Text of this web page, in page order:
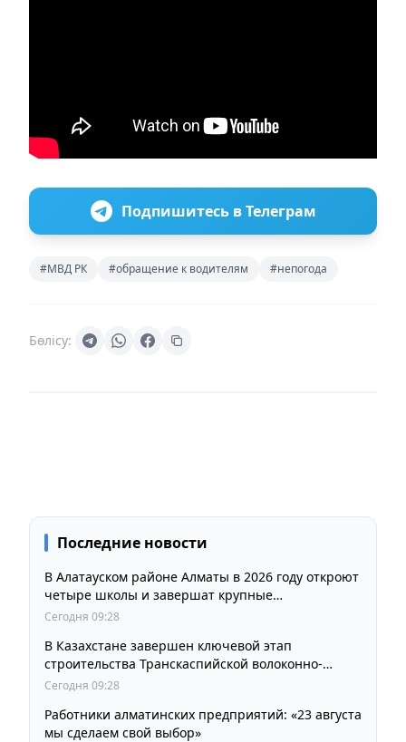
Подпишитесь в Телеграм
#МВД РК #обращение к водителям #непогода
Бөлісу:
Последние новости
В Алатауском районе Алматы в 2026 году откроют
четыре школы и завершат крупные
инфраструктурные проекты
Сегодня 09:28
В Казахстане завершен ключевой этап
строительства Транскаспийской волоконно-
оптической линии связи
Сегодня 09:28
Работники алматинских предприятий: «23 августа
мы сделаем свой выбор»